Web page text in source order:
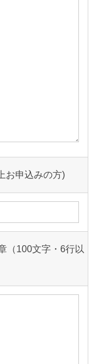
お申込みの方)
（100文字・6行以